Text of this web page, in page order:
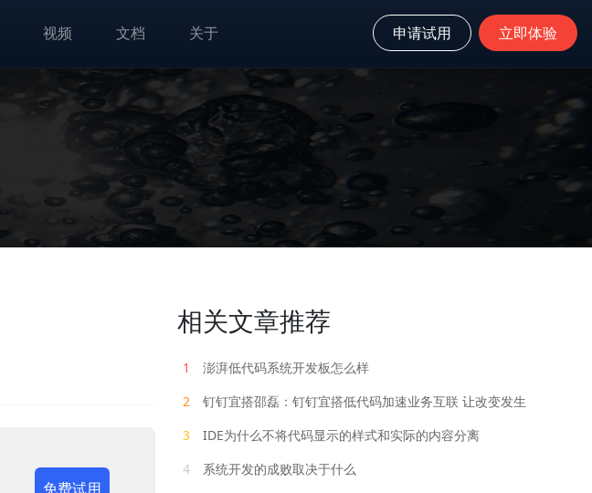
视频 文档 关于 申请试用 立即体验
免费试用
相关文章推荐
1
澎湃低代码系统开发板怎么样
2
钉钉宜搭邵磊：钉钉宜搭低代码加速业务互联 让改变发生
3
IDE为什么不将代码显示的样式和实际的内容分离
4
系统开发的成败取决于什么